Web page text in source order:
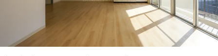
サービス内容
渋井不動産のメンバー